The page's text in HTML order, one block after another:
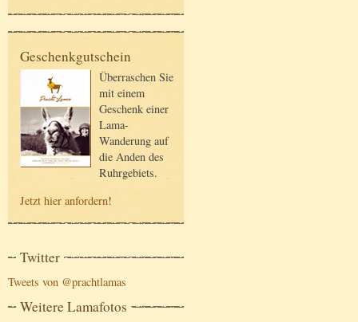
Geschenkgutschein
Überraschen Sie
mit einem
Geschenk einer
Lama-
Wanderung auf
die Anden des
Ruhrgebiets.
Jetzt hier anfordern!
Twitter
Tweets von @prachtlamas
Weitere Lamafotos